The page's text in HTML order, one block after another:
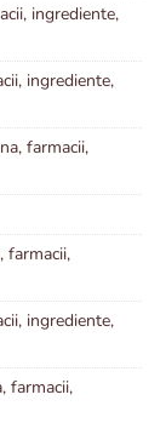
ingrediente,
ingrediente,
farmacii,
farmacii,
ingrediente,
farmacii,